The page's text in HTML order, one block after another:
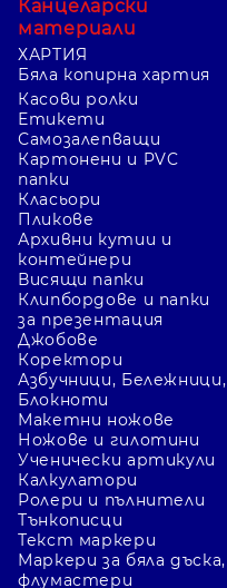
Канцеларски
материали
ХАРТИЯ
Бяла копирна хартия
Касови ролки
Етикети
Самозалепващи
Картонени и PVC
папки
Класьори
Пликове
Архивни кутии и
контейнери
Висящи папки
Клипбордове и папки
за презентация
Джобове
Коректори
Азбучници, Бележници,
Блокноти
Макетни ножове
Ножове и гилотини
Ученически артикули
Калкулатори
Ролери и пълнители
Тънкописци
Текст маркери
Маркери за бяла дъска,
флумастери